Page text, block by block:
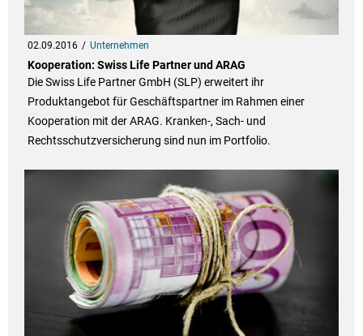
02.09.2016 Unternehmen
Kooperation: Swiss Life Partner und ARAG
Die Swiss Life Partner GmbH (SLP) erweitert ihr
Produktangebot für Geschäftspartner im Rahmen einer
Kooperation mit der ARAG. Kranken-, Sach- und
Rechtsschutzversicherung sind nun im Portfolio.